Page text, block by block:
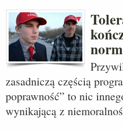
zasadniczą częścią
poprawność” to nic
wynikającą z